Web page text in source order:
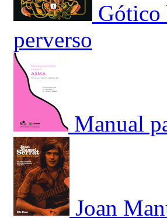
Gótico
perverso
Manual
Joan